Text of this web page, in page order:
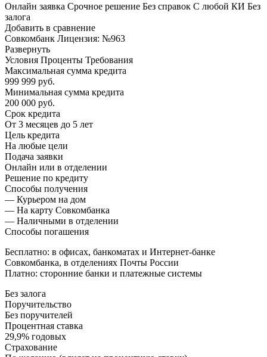
Онлайн заявка Срочное решение Без справок С любой КИ Без
залога
Добавить в сравнение
Совкомбанк Лицензия: №963
Развернуть
Условия Проценты Требования
Максимальная сумма кредита
999 999 руб.
Минимальная сумма кредита
200 000 руб.
Срок кредита
От 3 месяцев до 5 лет
Цель кредита
На любые цели
Подача заявки
Онлайн или в отделении
Решение по кредиту
Способы получения
— Курьером на дом
— На карту Совкомбанка
— Наличными в отделении
Способы погашения
Бесплатно: в офисах, банкоматах и Интернет-банке
Совкомбанка, в отделениях Почты России
Платно: сторонние банки и платежные системы
Без залога
Поручительство
Без поручителей
Процентная ставка
29,9% годовых
Страхование